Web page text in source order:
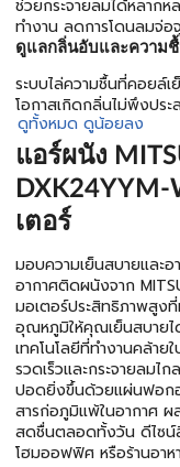
ช่วยกระจายลมได้หลาก
ทำงาน ลดการโดนลมจ่อ
ดูแลกลิ่นอับและความชื้
ระบบไล่ความชื้นที่คอยล์
โอกาสเกิดกลิ่นไม่พึงปร
ดูทั้งหมด ดูน้อยลง
แอร์ผนัง
เตอร์
มอบความเย็นสบายและ
อากาศติดผนังจาก
มอเตอร์ประสิทธิภาพสูง
อุณหภูมิให้คุณเย็นสบายไ
เทคโนโลยีที่ทำงานคล้าย
รวดเร็วและกระจายลม
ปอดยิ่งขึ้นด้วยแผ่นฟอก
สารก่อภูมิแพ้ในอากาศ
สดชื่นตลอดทั้งวัน ดีไซน์
โฮมออฟฟิศ หรือร้านอาห